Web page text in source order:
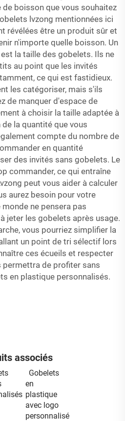
boisson que vous souhaitez
lvzong mentionnées ici
révélées être un produit sûr et
n'importe quelle boisson. Un
la taille des gobelets. Ils ne
au point que les invités
ce qui est fastidieux.
les catégoriser, mais s'ils
de manquer d'espace de
à choisir la taille adaptée à
la quantité que vous
compte du nombre de
en quantité
des invités sans gobelets. Le
commander, ce qui entraîne
peut vous aider à calculer
aurez besoin pour votre
ne pensera pas
jeter les gobelets après usage.
vous pourriez simplifier la
un point de tri sélectif lors
ces écueils et respecter
de profiter sans
en plastique personnalisés.
associés
Gobelets
en
plastique
avec logo
personnalisé